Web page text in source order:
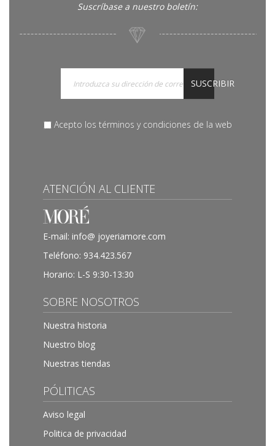
Suscríbase a nuestro boletín:
SUSCRIBIR
Acepto los términos y condiciones de la web
ATENCIÓN AL CLIENTE
E-mail: info@ joyeriamore.com
Teléfono: 934.423.567
Horario: L-S 9:30-13:30
SOBRE NOSOTROS
Nuestra historia
Nuestro blog
Nuestras tiendas
PÓLITICAS
Aviso legal
Politica de privacidad